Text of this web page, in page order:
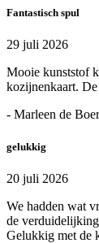
Fantastisch spul
29 juli 2026
Mooie kunststof
kozijnenkaart.
- Marleen de Boer
gelukkig
20 juli 2026
We hadden wat
de
Gelukkig met de